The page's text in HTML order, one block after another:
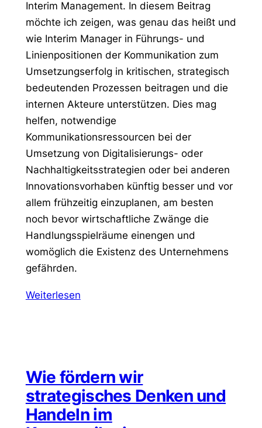
Interim Management. In diesem Beitrag
möchte ich zeigen, was genau das heißt und
wie Interim Manager in Führungs- und
Linienpositionen der Kommunikation zum
Umsetzungserfolg in kritischen, strategisch
bedeutenden Prozessen beitragen und die
internen Akteure unterstützen. Dies mag
helfen, notwendige
Kommunikationsressourcen bei der
Umsetzung von Digitalisierungs- oder
Nachhaltigkeitsstrategien oder bei anderen
Innovationsvorhaben künftig besser und vor
allem frühzeitig einzuplanen, am besten
noch bevor wirtschaftliche Zwänge die
Handlungsspielräume einengen und
womöglich die Existenz des Unternehmens
gefährden.
Weiterlesen
Wie fördern wir
strategisches Denken und
Handeln im